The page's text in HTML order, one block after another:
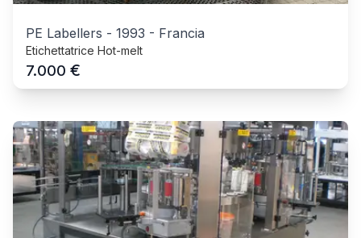
PE Labellers - 1993 - Francia
Etichettatrice Hot-melt
7.000 €